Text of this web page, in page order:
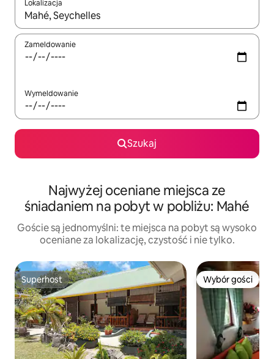
Lokalizacja
Gdy wyniki będą dostępne, możesz poruszać się po nich za
Zameldowanie
Wymeldowanie
Szukaj
Najwyżej oceniane miejsca ze
śniadaniem na pobyt w pobliżu: Mahé
Goście są jednomyślni: te miejsca na pobyt są wysoko
oceniane za lokalizację, czystość i nie tylko.
Superhost
Superhost Wybór gości
Wybór gości